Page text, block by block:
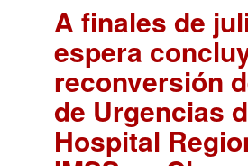
A finales de
espera
reconversión
de Urgencias
Hospital